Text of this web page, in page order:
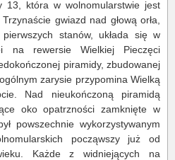
13, która w wolnomularstwie jest
gwiazd nad głową orła,
stanów, układa się w
na rewersie Wielkiej Pieczęci
piramidy, zbudowanej
zarysie przypomina Wielką
Nad nieukończoną piramidą
oko opatrzności zamknięte w
powszechnie wykorzystywanym
począwszy już od
Każde z widniejących na